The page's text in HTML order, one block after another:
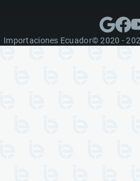
Importaciones Ecuador© 2020 -